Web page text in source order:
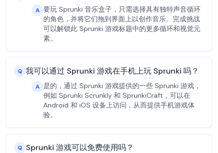
A 要玩 Sprunki 音乐盒子，只需选择具有独特声音循环
的角色，并将它们拖到界面上以创作音乐。完成挑战
可以解锁此 Sprunki 游戏标题中的更多循环和视觉元
素。
Q 我可以通过 Sprunki 游戏在手机上玩 Sprunki 吗？
A 是的，通过 Sprunki 游戏提供的一些 Sprunki 游戏，
例如 Sprunki Scrunkly 和 SprunkiCraft，可以在
Android 和 iOS 设备上访问，从而提供手机游戏体
验。
Q Sprunki 游戏可以免费使用吗？